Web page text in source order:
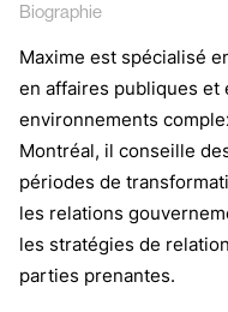
Biographie
Maxime est spécialisé
en affaires publiques et
environnements
Montréal, il conseille
périodes de
les relations
les stratégies de
parties prenantes.